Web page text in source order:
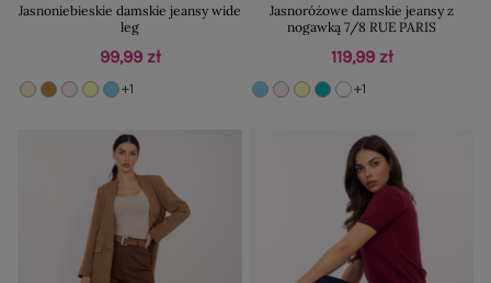
Jasnoniebieskie damskie jeansy wide
leg
99,99 zł
+1
Jasnoróżowe damskie jeansy z
nogawką 7/8 RUE PARIS
119,99 zł
+1